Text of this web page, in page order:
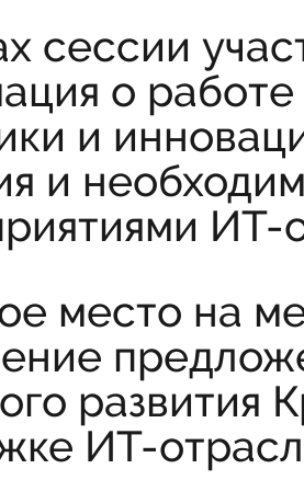
сессии
о
и
и
ИТ-
место на
развития
ИТ-